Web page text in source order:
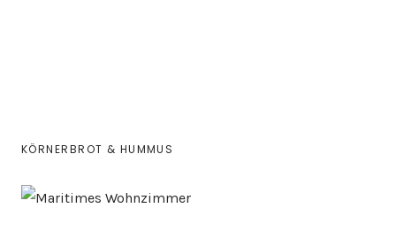
KÖRNERBROT & HUMMUS